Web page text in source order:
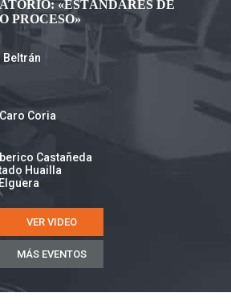
«ESTÁNDARES DE
PROCESO»
Coria
Castañeda
Huailla
VER VIDEO
MÁS EVENTOS